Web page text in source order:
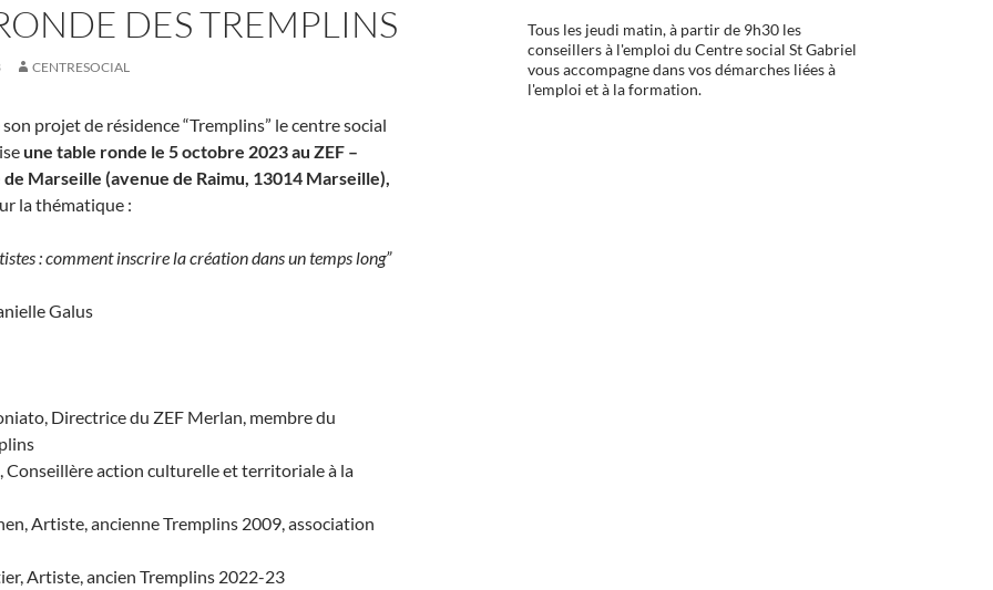
DES TREMPLINS
CENTRESOCIAL
projet de résidence “Tremplins” le centre social
une table ronde le 5 octobre 2023au ZEF –
Marseille (avenue de Raimu, 13014 Marseille),
la thématique :
: comment inscrire la création dans un temps long”
Galus
Directrice du ZEF Merlan, membre du
Conseillère action culturelle et territoriale à la
Artiste, ancienne Tremplins 2009, association
Artiste, ancien Tremplins 2022-23
Tous les jeudi matin, à partir de 9h30 les
conseillers à l'emploi du Centre social St Gabriel
vous accompagne dans vos démarches liées à
l'emploi et à la formation.